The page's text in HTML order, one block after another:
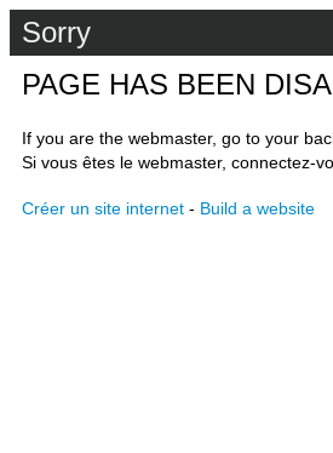
Sorry
PAGE HAS BEEN
If you are the webmaster, go to your
Si vous êtes le webmaster, connectez-
Créer un site internet - Build a website